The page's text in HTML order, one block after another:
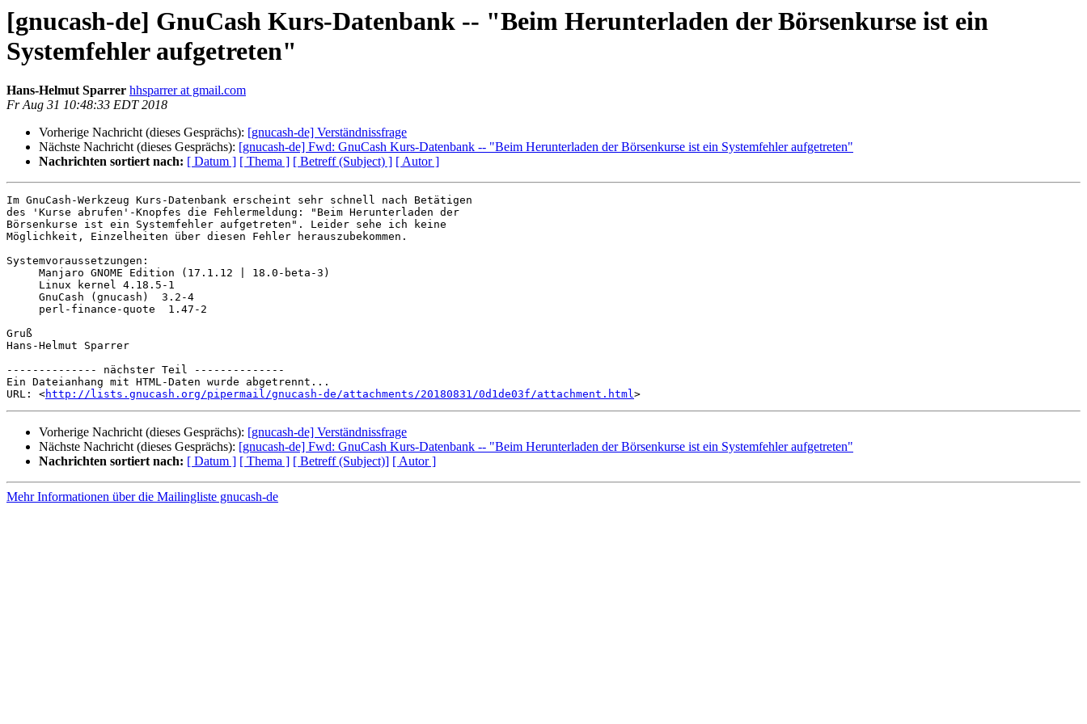
[gnucash-de] GnuCash Kurs-Datenbank -- "Beim Herunterladen der Börsenkurse ist ein
Systemfehler aufgetreten"
Hans-Helmut Sparrer hhsparrer at gmail.com
Fr Aug 31 10:48:33 EDT 2018
Vorherige Nachricht (dieses Gesprächs): [gnucash-de] Verständnissfrage
Nächste Nachricht (dieses Gesprächs): [gnucash-de] Fwd: GnuCash Kurs-Datenbank -- "Beim Herunterladen der Börsenkurse ist ein Systemfehler aufgetreten"
Nachrichten sortiert nach: [ Datum ] [ Thema ] [ Betreff (Subject) ] [ Autor ]
Im GnuCash-Werkzeug Kurs-Datenbank erscheint sehr schnell nach Betätigen
des 'Kurse abrufen'-Knopfes die Fehlermeldung: "Beim Herunterladen der
Börsenkurse ist ein Systemfehler aufgetreten". Leider sehe ich keine
Möglichkeit, Einzelheiten über diesen Fehler herauszubekommen.
Systemvoraussetzungen:
Gruß
Hans-Helmut Sparrer
-------------- nächster Teil --------------
Ein Dateianhang mit HTML-Daten wurde abgetrennt...
URL: <http://lists.gnucash.org/pipermail/gnucash-de/attachments/20180831/0d1de03f/attachment.html
Vorherige Nachricht (dieses Gesprächs): [gnucash-de] Verständnissfrage
Nächste Nachricht (dieses Gesprächs): [gnucash-de] Fwd: GnuCash Kurs-Datenbank -- "Beim Herunterladen der Börsenkurse ist ein Systemfehler aufgetreten"
Nachrichten sortiert nach: [ Datum ] [ Thema ] [ Betreff (Subject)] [ Autor ]
Mehr Informationen über die Mailingliste gnucash-de